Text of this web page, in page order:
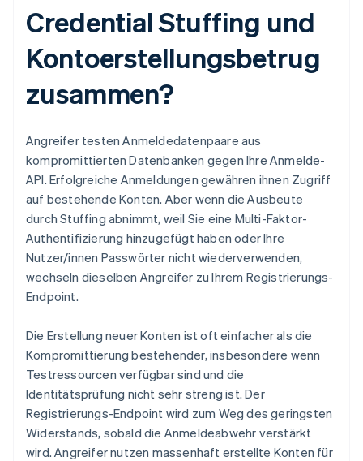
Credential Stuffing und
Kontoerstellungsbetrug
zusammen?
Angreifer testen Anmeldedatenpaare aus
kompromittierten Datenbanken gegen Ihre Anmelde-
API. Erfolgreiche Anmeldungen gewähren ihnen Zugriff
auf bestehende Konten. Aber wenn die Ausbeute
durch Stuffing abnimmt, weil Sie eine Multi-Faktor-
Authentifizierung hinzugefügt haben oder Ihre
Nutzer/innen Passwörter nicht wiederverwenden,
wechseln dieselben Angreifer zu Ihrem Registrierungs-
Endpoint.
Die Erstellung neuer Konten ist oft einfacher als die
Kompromittierung bestehender, insbesondere wenn
Testressourcen verfügbar sind und die
Identitätsprüfung nicht sehr streng ist. Der
Registrierungs-Endpoint wird zum Weg des geringsten
Widerstands, sobald die Anmeldeabwehr verstärkt
wird. Angreifer nutzen massenhaft erstellte Konten für